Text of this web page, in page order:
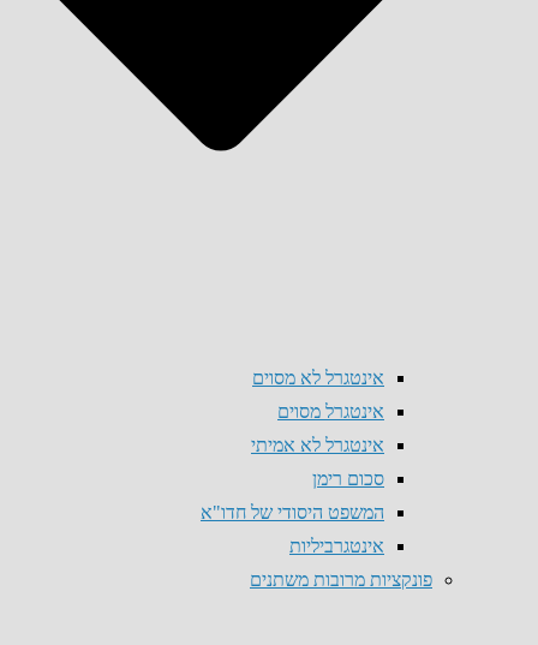
אינטגרל לא מסוים
אינטגרל מסוים
אינטגרל לא אמיתי
סכום רימן
המשפט היסודי של חדו"א
אינטגרביליות
פונקציות מרובות משתנים